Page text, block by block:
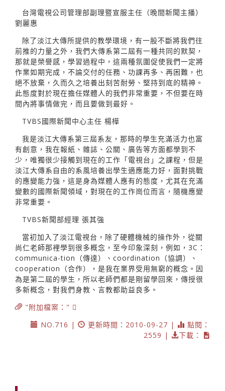
台灣電視公司管理部副理暨宣服主任（晚間新聞主播）
劉麗惠
除了淡江大傳所提供的教學環境，有一股不斷將我們往
前推的力量之外，我們大傳系第二屆有一種共同的默契，
那就是榮譽感，學習過程中，這兩種氛圍促使我們一定將
作業如期完成，不論交付的任務、功課再多、再困難，也
絕不放棄，久而久之培養出刻苦耐勞、堅持到底的精神。
此態度對於現在擔任媒體人的我們非常重要，不但要在時
間內將事情做完，而且要做到最好。
TVBS國際新聞中心主任 楊樺
我是淡江大傳系第三屆系友，那時的學生充滿活力也富
有創意，我在報紙、雜誌、公關、廣告等方面都學到不
少，唯獨很少接觸到現在的工作「電視台」之課程，但是
淡江大傳系自由的系風培養出學生適應能力好，面對挑戰
的應變能力強，這是身為媒體人應有的態度，尤其在充滿
變數的國際新聞領域，對現在的工作崗位而言，隨機應變
非常重要。
TVBS新聞部經理 張其強
當初加入了淡江電視台，除了硬體機械的操作外，從關
尚仁老師那裡學到很多概念，至今印象深刻，例如，3C：
communica-tion（傳達）、coordination（協調）、
cooperation（合作），是我在業界受用無窮的概念。因
為是第二屆的學生，所以老師們都是剛留學回來，傳授很
多新概念，對我們身教、言教都助益良多。
"附加檔案："
NO.716 |
更新時間：2010-09-27 |
點閱：
2559 |
下載：